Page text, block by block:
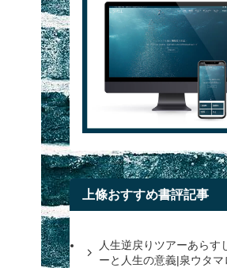
上條おすすめ書評記事
人生逆戻りツアーあらす
ーと人生の意義|泉ウタマ